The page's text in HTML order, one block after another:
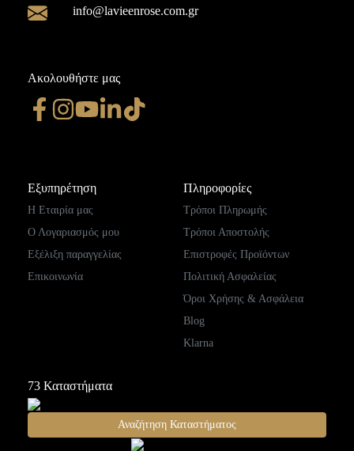
info@lavieenrose.com.gr
Ακολουθήστε μας
Εξυπηρέτηση
Η Εταιρία μας
Ο Λογαριασμός μου
Εξέλιξη παραγγελίας
Επικοινωνία
Πληροφορίες
Τρόποι Πληρωμής
Τρόποι Αποστολής
Επιστροφές Προϊόντων
Πολιτική Ασφαλείας
Όροι Χρήσης & Ασφάλεια
Blog
Klarna
73 Καταστήματα
Αναζήτηση Καταστήματος